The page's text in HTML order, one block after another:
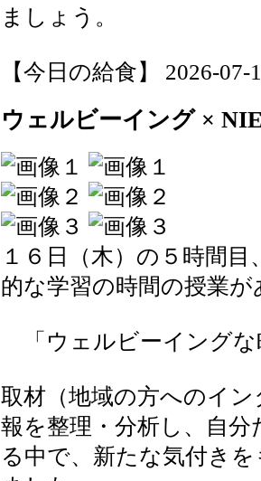
ましょう。
【今日の給食】 2026-07-
ウェルビーイング ×
１６日（木）の５時間
的な学習の時間の授業
「ウェルビーイングな
取材（地域の方へのイ
報を整理・分析し、自
る中で、新たな気付き